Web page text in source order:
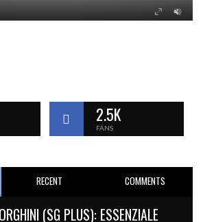
2.5K
FANS
RECENT COMMENTS
(SG PLUS): ESSENZIALE